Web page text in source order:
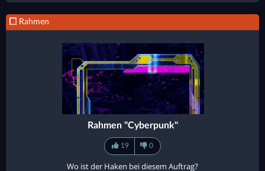
Rahmen
Rahmen "Cyberpunk"
19 0
Wo ist der Haken bei diesem Auftrag?